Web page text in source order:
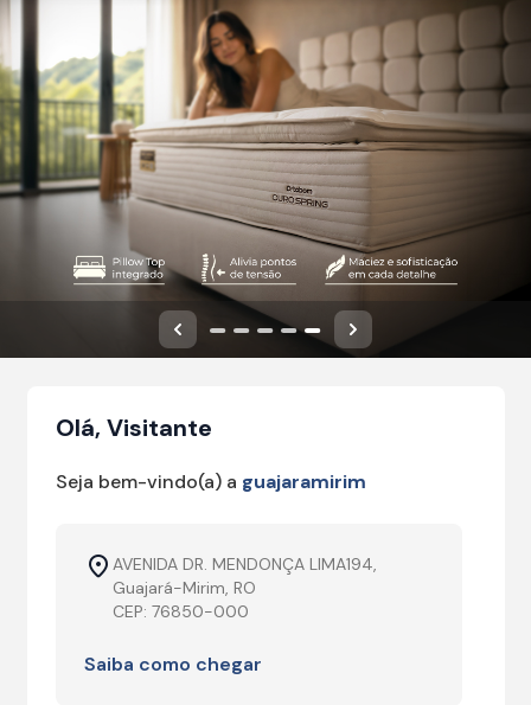
Anterior Próximo
Olá, Visitante
Seja bem-vindo(a) a guajaramirim
AVENIDA DR. MENDONÇA LIMA194,
Guajará-Mirim, RO
CEP: 76850-000
Saiba como chegar